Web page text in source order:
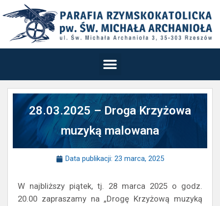
28.03.2025 – Droga Krzyżowa
muzyką malowana
Data publikacji: 23 marca, 2025
W najbliższy piątek, tj. 28 marca 2025 o godz.
20.00 zapraszamy na „Drogę Krzyżową muzyką